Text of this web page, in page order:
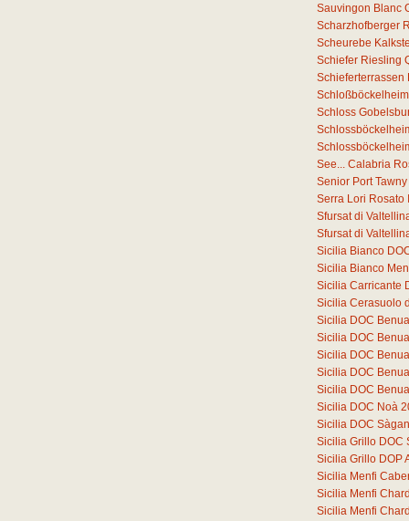
Sauvingon Blanc
Scharzhofberger
Scheurebe
Schiefer Riesling
Schieferterrassen
Schloss
See... Calabria
Senior Port
Serra Lori Rosato
Sfursat di
Sfursat di
Sicilia Bianco
Sicilia Bianco
Sicilia Carricante
Sicilia Cerasuolo
Sicilia DOC
Sicilia DOC
Sicilia DOC
Sicilia DOC
Sicilia DOC
Sicilia DOC Noà
Sicilia DOC
Sicilia Grillo DOC
Sicilia Grillo DOP
Sicilia Menfi
Sicilia Menfi
Sicilia Menfi